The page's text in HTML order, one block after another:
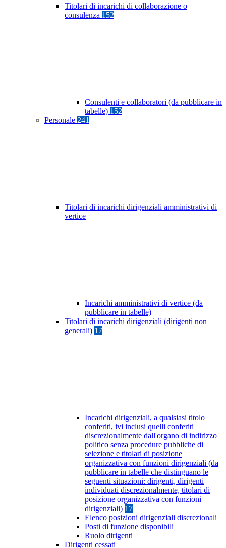
Titolari di incarichi di collaborazione o
consulenza 152
Consulenti e collaboratori (da pubblicare in
tabelle) 152
Personale 241
Titolari di incarichi dirigenziali amministrativi di
vertice
Incarichi amministrativi di vertice (da
pubblicare in tabelle)
Titolari di incarichi dirigenziali (dirigenti non
generali) 17
Incarichi dirigenziali, a qualsiasi titolo
conferiti, ivi inclusi quelli conferiti
discrezionalmente dall'organo di indirizzo
politico senza procedure pubbliche di
selezione e titolari di posizione
organizzativa con funzioni dirigenziali (da
pubblicare in tabelle che distinguano le
seguenti situazioni: dirigenti, dirigenti
individuati discrezionalmente, titolari di
posizione organizzativa con funzioni
dirigenziali) 17
Elenco posizioni dirigenziali discrezionali
Posti di funzione disponibili
Ruolo dirigenti
Dirigenti cessati